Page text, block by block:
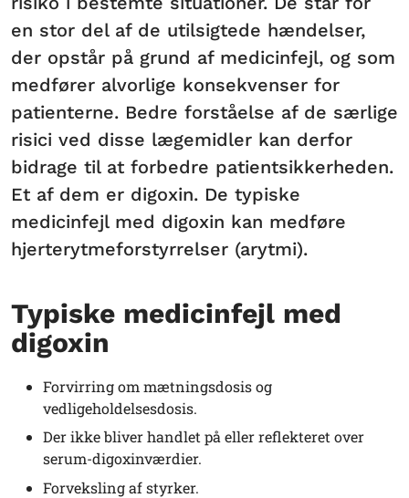
en stor del af de utilsigtede hændelser,
der opstår på grund af medicinfejl, og som
medfører alvorlige konsekvenser for
patienterne. Bedre forståelse af de særlige
risici ved disse lægemidler kan derfor
bidrage til at forbedre patientsikkerheden.
Et af dem er digoxin. De typiske
medicinfejl med digoxin kan medføre
hjerterytmeforstyrrelser (arytmi).
Typiske medicinfejl med
digoxin
Forvirring om mætningsdosis og
vedligeholdelsesdosis.
Der ikke bliver handlet på eller reflekteret over
serum-digoxinværdier.
Forveksling af styrker.